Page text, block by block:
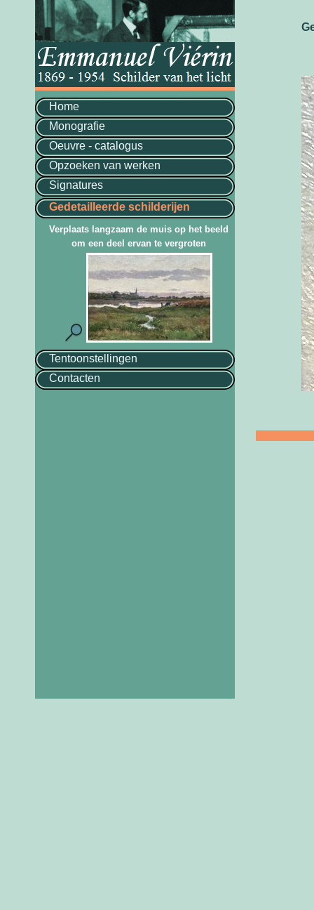
Home
Monografie
Oeuvre - catalogus
Opzoeken van werken
Signatures
Gedetailleerde schilderijen
Verplaats langzaam de muis op het beeld
om een deel ervan te vergroten
Tentoonstellingen
Contacten